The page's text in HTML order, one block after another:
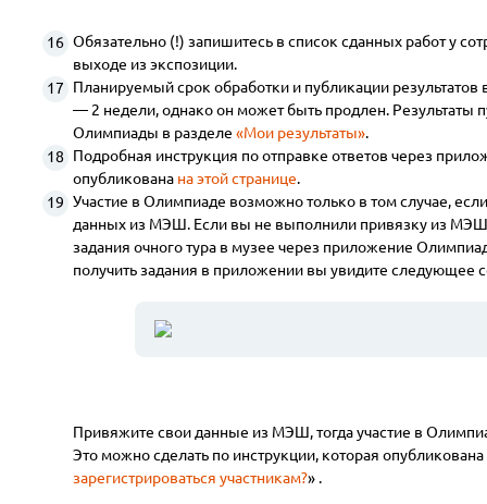
Обязательно (!) запишитесь в список сданных работ у
выходе из экспозиции.
Планируемый срок обработки и публикации
— 2 недели, однако он может быть продлен. Результаты
Олимпиады в разделе«Мои результаты».
Подробная инструкция по отправке ответов через
опубликована на этой странице.
Участие в Олимпиаде возможно только в том случае,
данных из МЭШ. Если вы не выполнили привязку из
задания очного тура в музее через приложение
получить задания в приложении вы увидите следующее
Привяжите свои данные из МЭШ, тогда участие в
Это можно сделать по инструкции, которая опубликована
зарегистрироваться участникам?» .